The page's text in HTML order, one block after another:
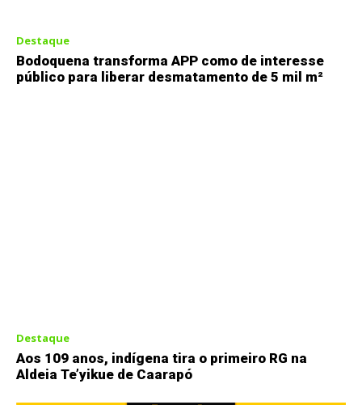
Destaque
Bodoquena transforma APP como de interesse
público para liberar desmatamento de 5 mil m²
Destaque
Aos 109 anos, indígena tira o primeiro RG na
Aldeia Te’yikue de Caarapó